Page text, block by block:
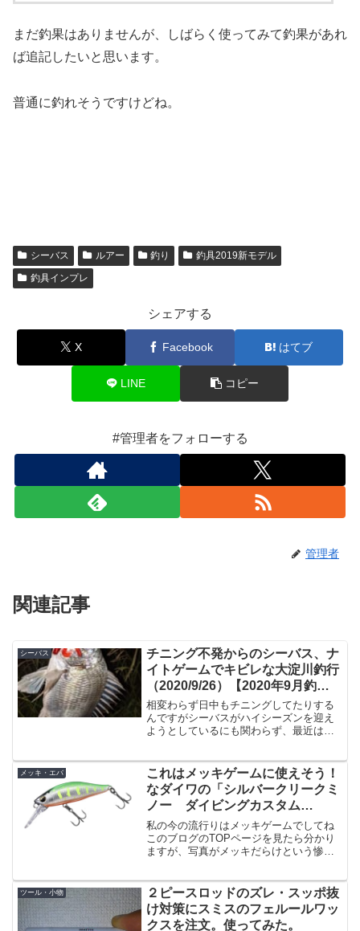
まだ釣果はありませんが、しばらく使ってみて釣果があれ
ば追記したいと思います。
普通に釣れそうですけどね。
シーバス ルアー 釣り
釣具2019新モデル
釣具インプレ
シェアする
X Facebook はてブ
LINE コピー
#管理者をフォローする
管理者
関連記事
シーバス
チニング不発からのシーバス、ナ
イトゲームでキビレな大淀川釣行
（2020/9/26）【2020年9月釣
行】
相変わらず日中もチニングしてたりする
んですがシーバスがハイシーズンを迎え
ようとしているにも関わらず、最近は専
シーバスも別に極めてるわけでも何でも
ありませんが）まだ諸々試...
メッキ・エバ
これはメッキゲームに使えそう！
なダイワの「シルバークリークミ
ノー ダイビングカスタム
50FS」
私の今の流行りはメッキゲームでしてね
このブログのTOPページを見たら分かり
ますが、写真がメッキだらけという惨状
イクロワインドで簡単に釣れるので、ま
ずボウズは無いというイ...
ツール・小物
２ピースロッドのズレ・スッポ抜
け対策にスミスのフェルールワッ
クスを注文。使ってみた。